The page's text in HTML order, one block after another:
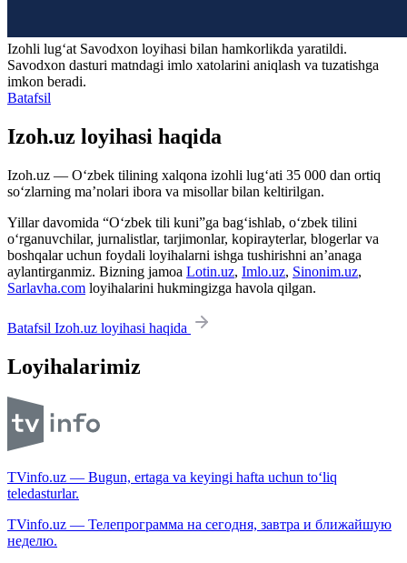
Izohli lugʻat Savodxon loyihasi bilan hamkorlikda yaratildi.
Savodxon dasturi matndagi imlo xatolarini aniqlash va tuzatishga
imkon beradi.
Batafsil
Izoh.uz loyihasi haqida
Izoh.uz — O‘zbek tilining xalqona izohli lug‘ati 35 000 dan ortiq
so‘zlarning ma’nolari ibora va misollar bilan keltirilgan.
Yillar davomida “O‘zbek tili kuni”ga bag‘ishlab, o‘zbek tilini
o‘rganuvchilar, jurnalistlar, tarjimonlar, kopirayterlar, blogerlar va
boshqalar uchun foydali loyihalarni ishga tushirishni an’anaga
aylantirganmiz. Bizning jamoa Lotin.uz, Imlo.uz, Sinonim.uz,
Sarlavha.com loyihalarini hukmingizga havola qilgan.
Batafsil Izoh.uz loyihasi haqida
Loyihalarimiz
TVinfo.uz — Bugun, ertaga va keyingi hafta uchun to‘liq
teledasturlar.
TVinfo.uz — Телепрограмма на сегодня, завтра и ближайшую
неделю.